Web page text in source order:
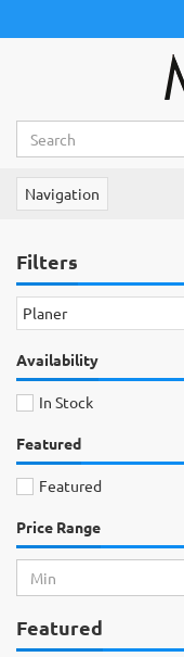
Navigation
Filters
Planer
Availability
In Stock
Featured
Featured
Price Range
Featured